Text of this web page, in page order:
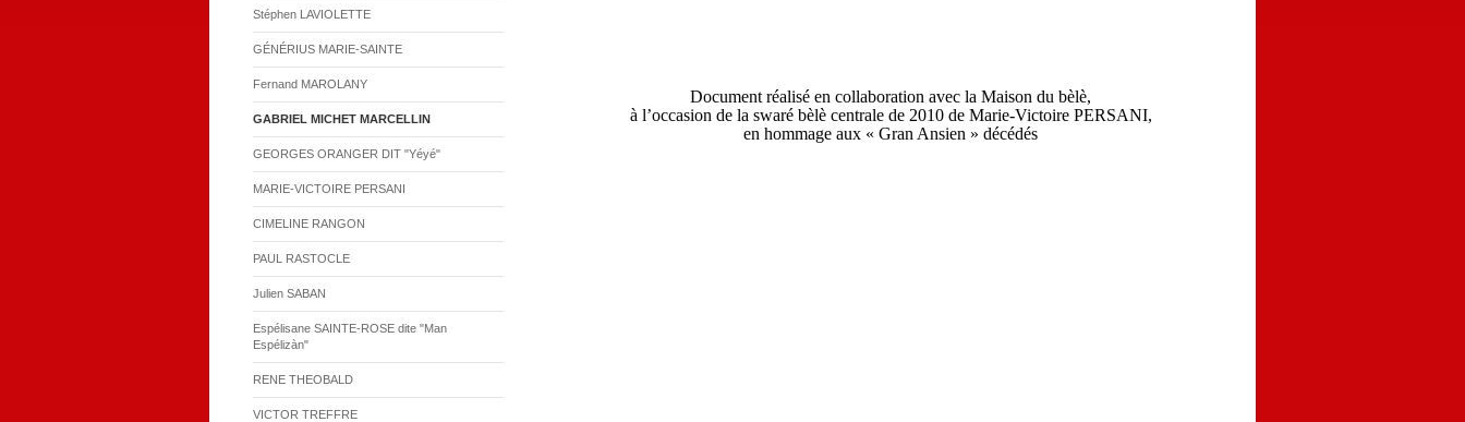
Stéphen LAVIOLETTE
GÉNÉRIUS MARIE-SAINTE
Fernand MAROLANY
GABRIEL MICHET MARCELLIN
GEORGES ORANGER DIT "Yéyé"
MARIE-VICTOIRE PERSANI
CIMELINE RANGON
PAUL RASTOCLE
Julien SABAN
Espélisane SAINTE-ROSE dite "Man
Espélizàn"
RENE THEOBALD
VICTOR TREFFRE
Document réalisé en collaboration avec la Maison du bèlè,
à l’occasion de la swaré bèlè centrale de 2010 de Marie-Victoire PERSANI,
en hommage aux « Gran Ansien » décédés